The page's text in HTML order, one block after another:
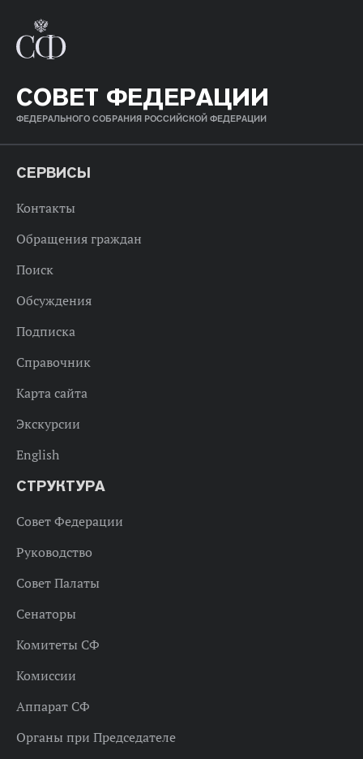
СОВЕТ ФЕДЕРАЦИИ
ФЕДЕРАЛЬНОГО СОБРАНИЯ РОССИЙСКОЙ ФЕДЕРАЦИИ
СЕРВИСЫ
Контакты
Обращения граждан
Поиск
Обсуждения
Подписка
Справочник
Карта сайта
Экскурсии
English
СТРУКТУРА
Совет Федерации
Руководство
Совет Палаты
Сенаторы
Комитеты СФ
Комиссии
Аппарат СФ
Органы при Председателе